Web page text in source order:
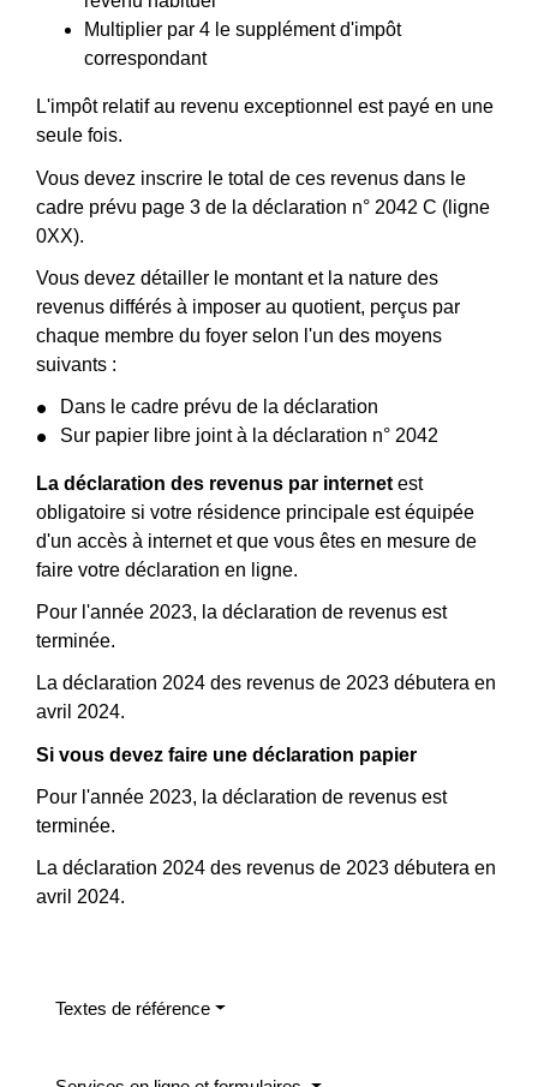
Multiplier par 4 le supplément d'impôt
correspondant
L'impôt relatif au revenu exceptionnel est payé en une
seule fois.
Vous devez inscrire le total de ces revenus dans le
cadre prévu page 3 de la déclaration n° 2042 C (ligne
0XX).
Vous devez détailler le montant et la nature des
revenus différés à imposer au quotient, perçus par
chaque membre du foyer selon l'un des moyens
suivants :
Dans le cadre prévu de la déclaration
Sur papier libre joint à la déclaration n° 2042
La déclaration des revenus par internet est
obligatoire si votre résidence principale est équipée
d'un accès à internet et que vous êtes en mesure de
faire votre déclaration en ligne.
Pour l'année 2023, la déclaration de revenus est
terminée.
La déclaration 2024 des revenus de 2023 débutera en
avril 2024.
Si vous devez faire une déclaration papier
Pour l'année 2023, la déclaration de revenus est
terminée.
La déclaration 2024 des revenus de 2023 débutera en
avril 2024.
Textes de référence